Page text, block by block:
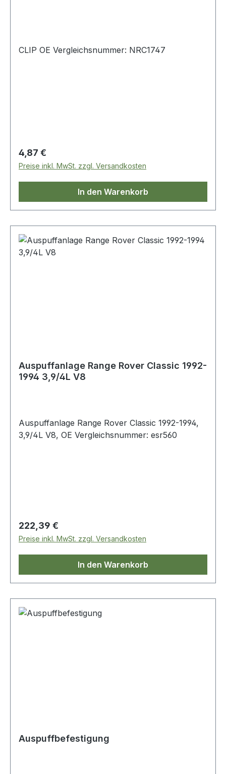
CLIP OE Vergleichsnummer: NRC1747
Regulärer Preis:
4,87 €
Preise inkl. MwSt. zzgl. Versandkosten
In den Warenkorb
Auspuffanlage Range Rover Classic 1992-
1994 3,9/4L V8
Auspuffanlage Range Rover Classic 1992-1994,
3,9/4L V8, OE Vergleichsnummer: esr560
Regulärer Preis:
222,39 €
Preise inkl. MwSt. zzgl. Versandkosten
In den Warenkorb
Auspuffbefestigung